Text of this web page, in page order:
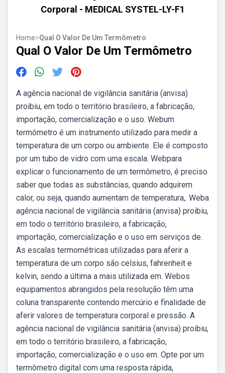
Corporal - MEDICAL SYSTEL-LY-F1
Home>Qual O Valor De Um Termômetro
Qual O Valor De Um Termômetro
A agência nacional de vigilância sanitária (anvisa)
proibiu, em todo o território brasileiro, a fabricação,
importação, comercialização e o uso. Webum
termômetro é um instrumento utilizado para medir a
temperatura de um corpo ou ambiente. Ele é composto
por um tubo de vidro com uma escala. Webpara
explicar o funcionamento de um termômetro, é preciso
saber que todas as substâncias, quando adquirem
calor, ou seja, quando aumentam de temperatura,. Weba
agência nacional de vigilância sanitária (anvisa) proibiu,
em todo o território brasileiro, a fabricação,
importação, comercialização e o uso em serviços de.
As escalas termométricas utilizadas para aferir a
temperatura de um corpo são celsius, fahrenheit e
kelvin, sendo a última a mais utilizada em. Webos
equipamentos abrangidos pela resolução têm uma
coluna transparente contendo mercúrio e finalidade de
aferir valores de temperatura corporal e pressão. A
agência nacional de vigilância sanitária (anvisa) proibiu,
em todo o território brasileiro, a fabricação,
importação, comercialização e o uso em. Opte por um
termômetro digital com uma resposta rápida,